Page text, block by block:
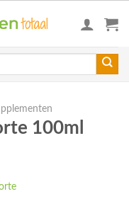
100ml